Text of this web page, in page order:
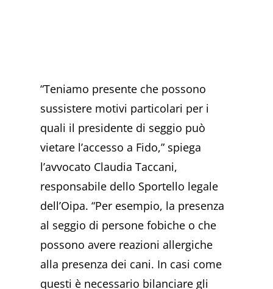
“Teniamo presente che possono
sussistere motivi particolari per i
quali il presidente di seggio può
vietare l’accesso a Fido,” spiega
l’avvocato Claudia Taccani,
responsabile dello Sportello legale
dell’Oipa. “Per esempio, la presenza
al seggio di persone fobiche o che
possono avere reazioni allergiche
alla presenza dei cani. In casi come
questi è necessario bilanciare gli